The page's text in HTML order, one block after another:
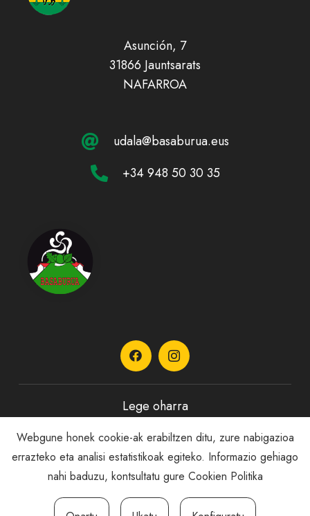
Asunción, 7
31866 Jauntsarats
NAFARROA
udala@basaburua.eus
+34 948 50 30 35
Lege oharra
Pribatutasun Politika
Cookie politika
Webgune honek cookie-ak erabiltzen ditu, zure nabigazioa
errazteko eta analisi estatistikoak egiteko. Informazio gehiago
nahi baduzu, kontsultatu gure Cookien Politika